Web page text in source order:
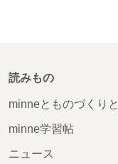
読みもの
minneとものづくりと
minne学習帖
ニュース